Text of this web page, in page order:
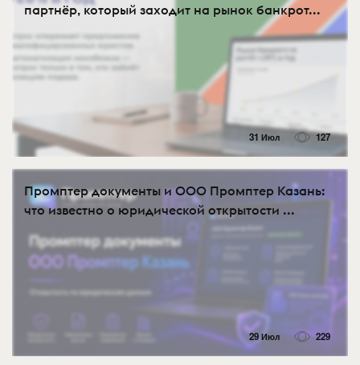
партнёр, который заходит на рынок банкрот...
31 Июл 127
Промптер документы и ООО Промптер Казань:
что известно о юридической открытости ...
29 Июл 229